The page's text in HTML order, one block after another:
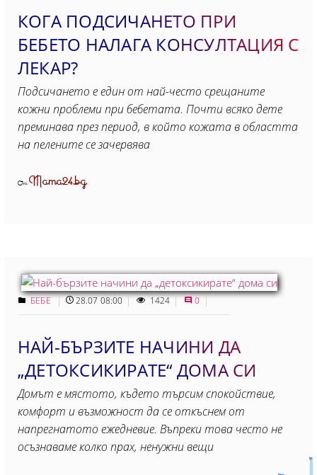
КОГА ПОДСИЧАНЕТО ПРИ
БЕБЕТО НАЛАГА КОНСУЛТАЦИЯ С
ЛЕКАР?
Подсичането е един от най-често срещаните
кожни проблеми при бебетата. Почти всяко дете
преминава през период, в който кожата в областта
на пелените се зачервява
ОтMama24.bg
БЕБЕ 28.07 08:00 1424 0
НАЙ-БЪРЗИТЕ НАЧИНИ ДА
„ДЕТОКСИКИРАТЕ“ ДОМА СИ
Домът е мястото, където търсим спокойствие,
комфорт и възможност да се откъснем от
напрегнатото ежедневие. Въпреки това често не
осъзнаваме колко прах, ненужни вещи